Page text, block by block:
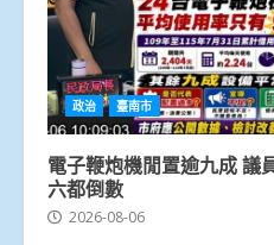
政治 臺南市
電子鞭炮機閒置逾九成 議
六都倒數
2026-08-06